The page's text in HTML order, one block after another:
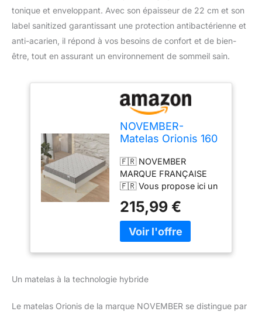
tonique et enveloppant. Avec son épaisseur de 22 cm et son
label sanitized garantissant une protection antibactérienne et
anti-acarien, il répond à vos besoins de confort et de bien-
être, tout en assurant un environnement de sommeil sain.
NOVEMBER-
Matelas Orionis 160
Technologie Hybrid:
Mousse HDensité +
Mousse MÉMOIRE
De Forme- Ép
22cm- Soutien
Tonique &
Enveloppant- Label
🇫🇷 NOVEMBER
MARQUE FRANÇAISE
🇫🇷 Vous propose ici un
DURABLE dans le temps
de par sa technologie
dernière génération du
D35kg/m3 comme base
durable dans le temps.
215,99 €
Un matelas à la technologie hybride
Le matelas Orionis de la marque NOVEMBER se distingue par